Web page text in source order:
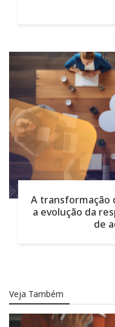
A transformação
a evolução da
de
Veja Também